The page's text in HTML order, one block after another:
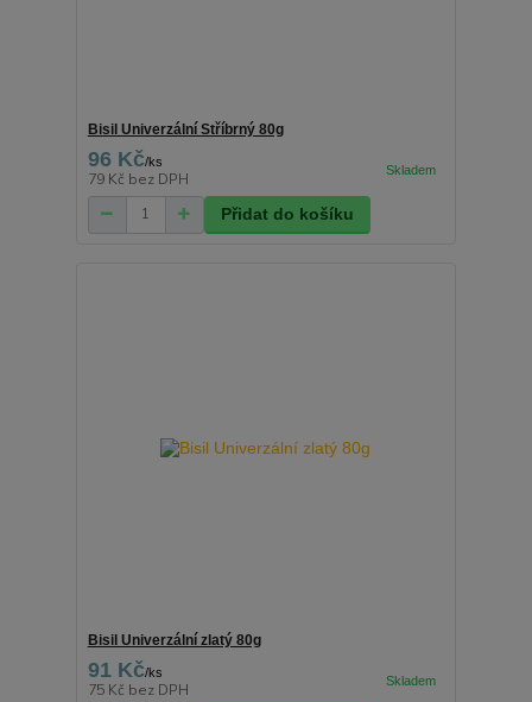
Bisil Univerzální Stříbrný 80g
96 Kč/ks
79 Kč bez DPH
Přidat do košíku
Bisil Univerzální zlatý 80g
91 Kč/ks
75 Kč bez DPH